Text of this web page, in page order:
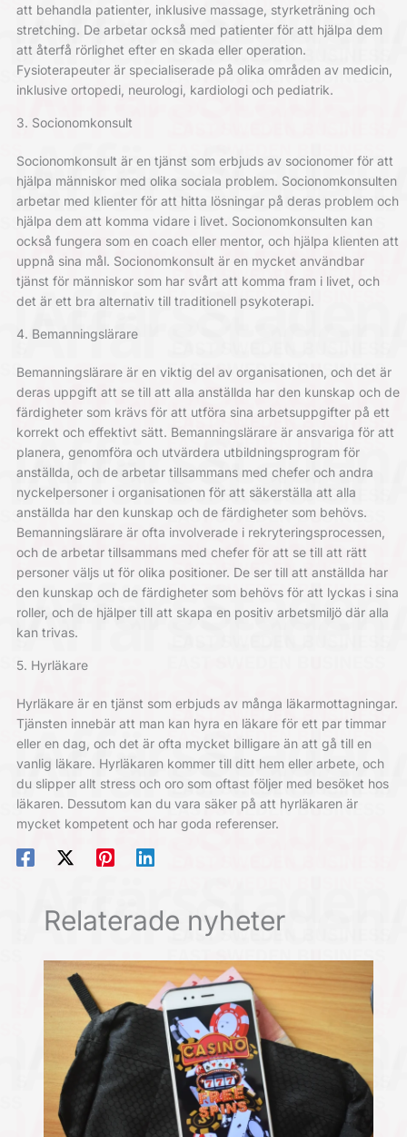
att behandla patienter, inklusive massage, styrketräning och
stretching. De arbetar också med patienter för att hjälpa dem
att återfå rörlighet efter en skada eller operation.
Fysioterapeuter är specialiserade på olika områden av medicin,
inklusive ortopedi, neurologi, kardiologi och pediatrik.
3. Socionomkonsult
Socionomkonsult är en tjänst som erbjuds av socionomer för att
hjälpa människor med olika sociala problem. Socionomkonsulten
arbetar med klienter för att hitta lösningar på deras problem och
hjälpa dem att komma vidare i livet. Socionomkonsulten kan
också fungera som en coach eller mentor, och hjälpa klienten att
uppnå sina mål. Socionomkonsult är en mycket användbar
tjänst för människor som har svårt att komma fram i livet, och
det är ett bra alternativ till traditionell psykoterapi.
4. Bemanningslärare
Bemanningslärare är en viktig del av organisationen, och det är
deras uppgift att se till att alla anställda har den kunskap och de
färdigheter som krävs för att utföra sina arbetsuppgifter på ett
korrekt och effektivt sätt. Bemanningslärare är ansvariga för att
planera, genomföra och utvärdera utbildningsprogram för
anställda, och de arbetar tillsammans med chefer och andra
nyckelpersoner i organisationen för att säkerställa att alla
anställda har den kunskap och de färdigheter som behövs.
Bemanningslärare är ofta involverade i rekryteringsprocessen,
och de arbetar tillsammans med chefer för att se till att rätt
personer väljs ut för olika positioner. De ser till att anställda har
den kunskap och de färdigheter som behövs för att lyckas i sina
roller, och de hjälper till att skapa en positiv arbetsmiljö där alla
kan trivas.
5. Hyrläkare
Hyrläkare är en tjänst som erbjuds av många läkarmottagningar.
Tjänsten innebär att man kan hyra en läkare för ett par timmar
eller en dag, och det är ofta mycket billigare än att gå till en
vanlig läkare. Hyrläkaren kommer till ditt hem eller arbete, och
du slipper allt stress och oro som oftast följer med besöket hos
läkaren. Dessutom kan du vara säker på att hyrläkaren är
mycket kompetent och har goda referenser.
Relaterade nyheter